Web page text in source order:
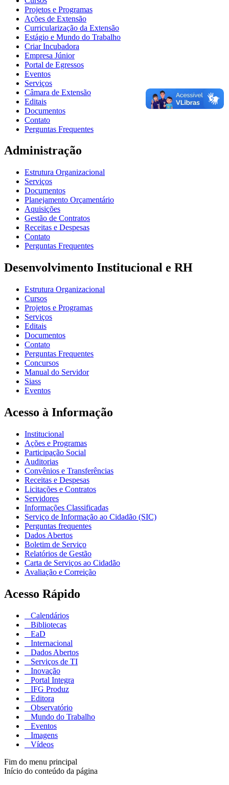
Projetos e Programas
Ações de Extensão
Curricularização da Extensão
Estágio e Mundo do Trabalho
Criar Incubadora
Empresa Júnior
Portal de Egressos
Eventos
Serviços
Câmara de Extensão
Editais
Documentos
Contato
Perguntas Frequentes
Administração
Estrutura Organizacional
Serviços
Documentos
Planejamento Orçamentário
Aquisições
Gestão de Contratos
Receitas e Despesas
Contato
Perguntas Frequentes
Desenvolvimento Institucional e RH
Estrutura Organizacional
Cursos
Projetos e Programas
Serviços
Editais
Documentos
Contato
Perguntas Frequentes
Concursos
Manual do Servidor
Siass
Eventos
Acesso à Informação
Institucional
Ações e Programas
Participação Social
Auditorias
Convênios e Transferências
Receitas e Despesas
Licitações e Contratos
Servidores
Informações Classificadas
Serviço de Informação ao Cidadão (SIC)
Perguntas frequentes
Dados Abertos
Boletim de Serviço
Relatórios de Gestão
Carta de Serviços ao Cidadão
Avaliação e Correição
Acesso Rápido
Calendários
Bibliotecas
EaD
Internacional
Dados Abertos
Serviços de TI
Inovação
Portal Integra
IFG Produz
Editora
Observatório
Mundo do Trabalho
Eventos
Imagens
Vídeos
Fim do menu principal
Início do conteúdo da página